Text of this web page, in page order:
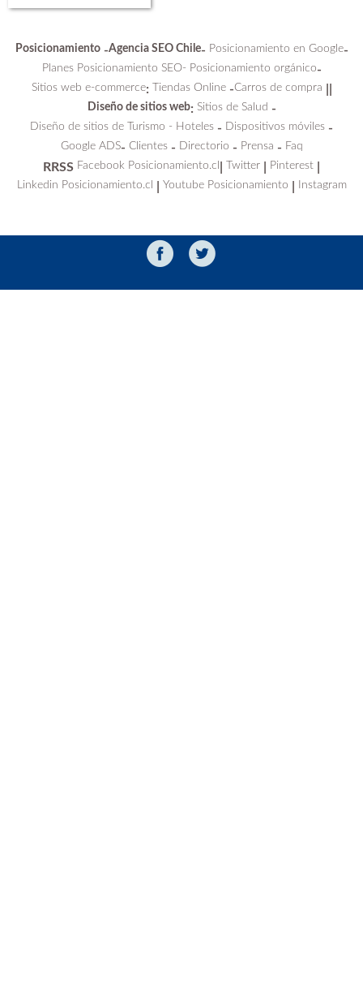
Posicionamiento-Agencia SEO Chile- Posicionamiento en Google-
Planes Posicionamiento SEO- Posicionamiento orgánico-
Sitios web e-commerce: Tiendas Online-Carros de compra
Diseño de sitios web: Sitios de Salud -
Diseño de sitios de Turismo - Hoteles - Dispositivos móviles -
Google ADS- Clientes- Directorio - Prensa - Faq
RRSS Facebook Posicionamiento.cl Twitter Pinterest
Linkedin Posicionamiento.cl Youtube Posicionamiento Instagram